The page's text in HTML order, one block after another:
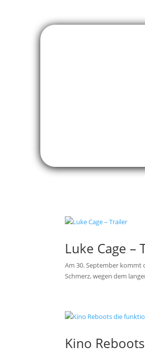
Luke Cage –
Am 30. September kommt
Schmerz, wegen dem
Kino